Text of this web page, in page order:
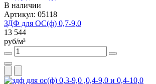
В наличии
Артикул: 05118
ЗДФ для ОС(ф) 0,7-9,0
13 544
руб/м³